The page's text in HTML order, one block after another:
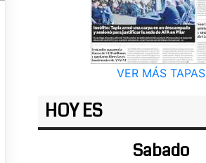
VER MÁS TAPAS
HOY ES
Sabado